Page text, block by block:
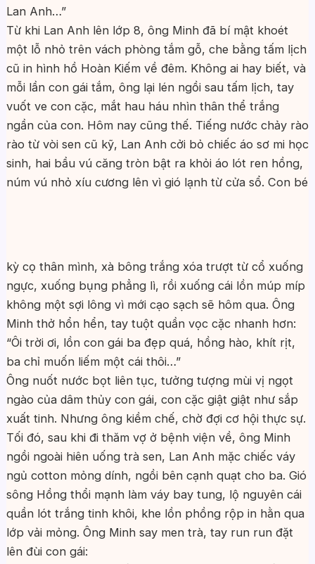
Lan Anh…”
Từ khi Lan Anh lên lớp 8, ông Minh đã bí mật khoét
một lỗ nhỏ trên vách phòng tắm gỗ, che bằng tấm lịch
cũ in hình hồ Hoàn Kiếm về đêm. Không ai hay biết, và
mỗi lần con gái tắm, ông lại lén ngồi sau tấm lịch, tay
vuốt ve con cặc, mắt hau háu nhìn thân thể trắng
ngần của con. Hôm nay cũng thế. Tiếng nước chảy rào
rào từ vòi sen cũ kỹ, Lan Anh cởi bỏ chiếc áo sơ mi học
sinh, hai bầu vú căng tròn bật ra khỏi áo lót ren hồng,
núm vú nhỏ xíu cương lên vì gió lạnh từ cửa sổ. Con bé
kỳ cọ thân mình, xà bông trắng xóa trượt từ cổ xuống
ngực, xuống bụng phẳng lì, rồi xuống cái lồn múp míp
không một sợi lông vì mới cạo sạch sẽ hôm qua. Ông
Minh thở hổn hển, tay tuột quần vọc cặc nhanh hơn:
“Ôi trời ơi, lồn con gái ba đẹp quá, hồng hào, khít rịt,
ba chỉ muốn liếm một cái thôi…”
Ông nuốt nước bọt liên tục, tưởng tượng mùi vị ngọt
ngào của dâm thủy con gái, con cặc giật giật như sắp
xuất tinh. Nhưng ông kiềm chế, chờ đợi cơ hội thực sự.
Tối đó, sau khi đi thăm vợ ở bệnh viện về, ông Minh
ngồi ngoài hiên uống trà sen, Lan Anh mặc chiếc váy
ngủ cotton mỏng dính, ngồi bên cạnh quạt cho ba. Gió
sông Hồng thổi mạnh làm váy bay tung, lộ nguyên cái
quần lót trắng tinh khôi, khe lồn phồng rộp in hằn qua
lớp vải mỏng. Ông Minh say men trà, tay run run đặt
lên đùi con gái: